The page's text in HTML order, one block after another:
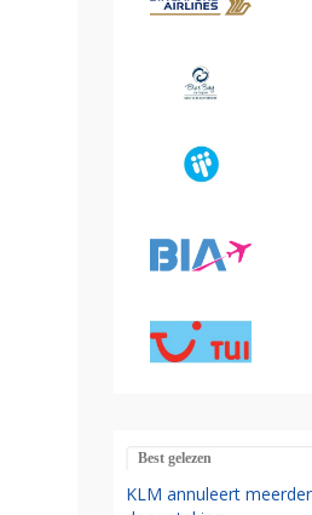
Best gelezen
KLM annuleert